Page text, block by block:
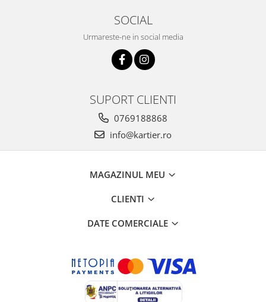
SOCIAL
Urmareste-ne in social media
SUPORT CLIENTI
0769188868
info@kartier.ro
MAGAZINUL MEU
CLIENTI
DATE COMERCIALE